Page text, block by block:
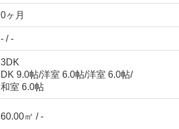
0ヶ月
- / -
3DK
DK 9.0帖/洋室 6.0帖/洋室 6.0帖/
和室 6.0帖
60.00㎡ / -